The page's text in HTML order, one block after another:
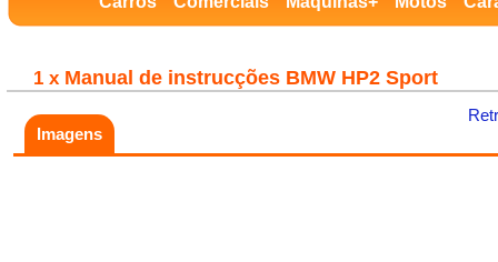
1 x Manual de instrucções BMW HP2 Sport
Imagens